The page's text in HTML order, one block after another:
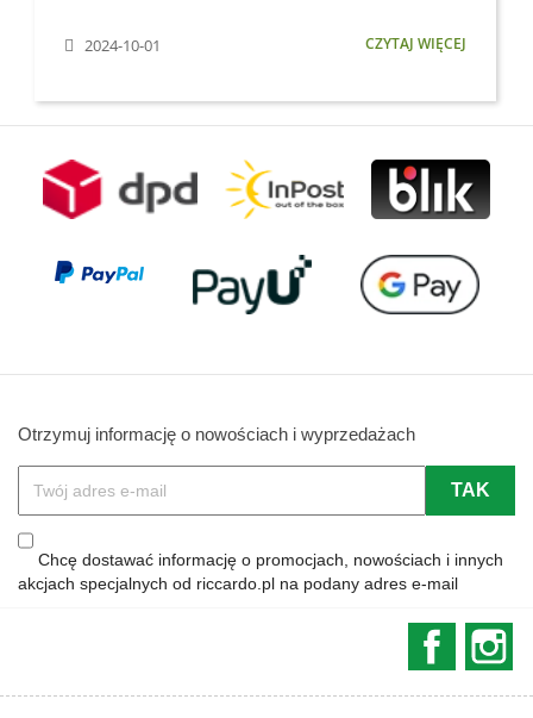
2024-10-01 CZYTAJ WIĘCEJ
Otrzymuj informację o nowościach i wyprzedażach
Chcę dostawać informację o promocjach, nowościach i innych
akcjach specjalnych od riccardo.pl na podany adres e-mail